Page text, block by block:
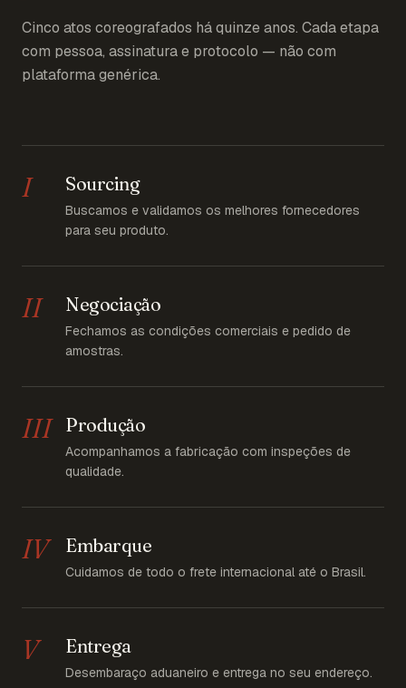
Cinco atos coreografados há quinze anos. Cada etapa
com pessoa, assinatura e protocolo — não com
plataforma genérica.
I Sourcing
Buscamos e validamos os melhores fornecedores
para seu produto.
II Negociação
Fechamos as condições comerciais e pedido de
amostras.
III Produção
Acompanhamos a fabricação com inspeções de
qualidade.
IV Embarque
Cuidamos de todo o frete internacional até o Brasil.
V Entrega
Desembaraço aduaneiro e entrega no seu endereço.